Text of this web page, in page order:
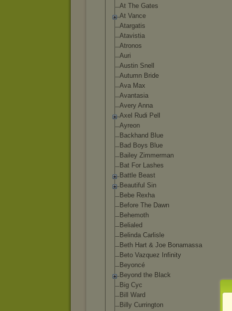
At The Gates
At Vance
Atargatis
Atavistia
Atronos
Auri
Austin Snell
Autumn Bride
Ava Max
Avantasia
Avery Anna
Axel Rudi Pell
Ayreon
Backhand Blue
Bad Boys Blue
Bailey Zimmerman
Bat For Lashes
Battle Beast
Beautiful Sin
Bebe Rexha
Before The Dawn
Behemoth
Belialed
Belinda Carlisle
Beth Hart & Joe Bonamassa
Beto Vazquez Infinity
Beyoncé
Beyond the Black
Big Cyc
Bill Ward
Billy Currington